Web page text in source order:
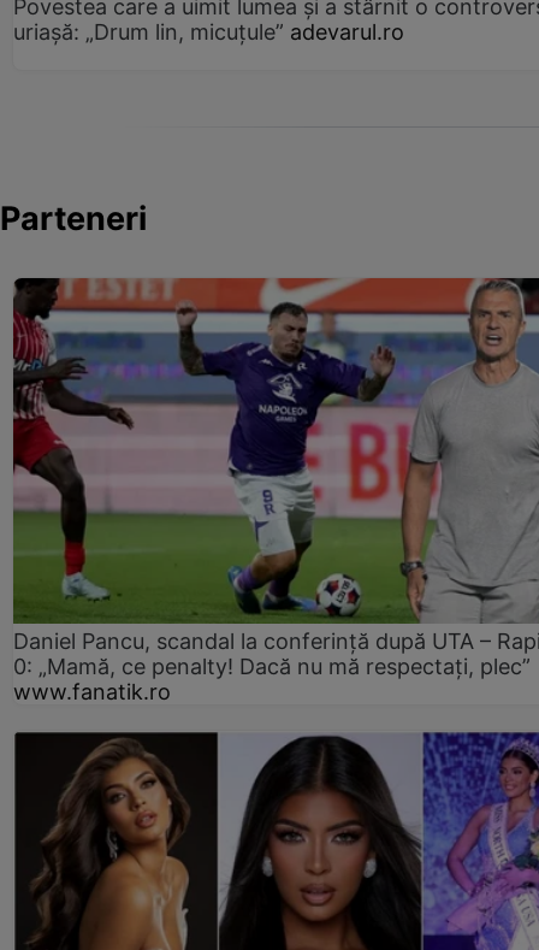
Povestea care a uimit lumea și a stârnit o
uriașă: „Drum lin, micuțule” adevarul.ro
Parteneri
Daniel Pancu, scandal la conferință după UTA –
0: „Mamă, ce penalty! Dacă nu mă respectați, plec”
www.fanatik.ro